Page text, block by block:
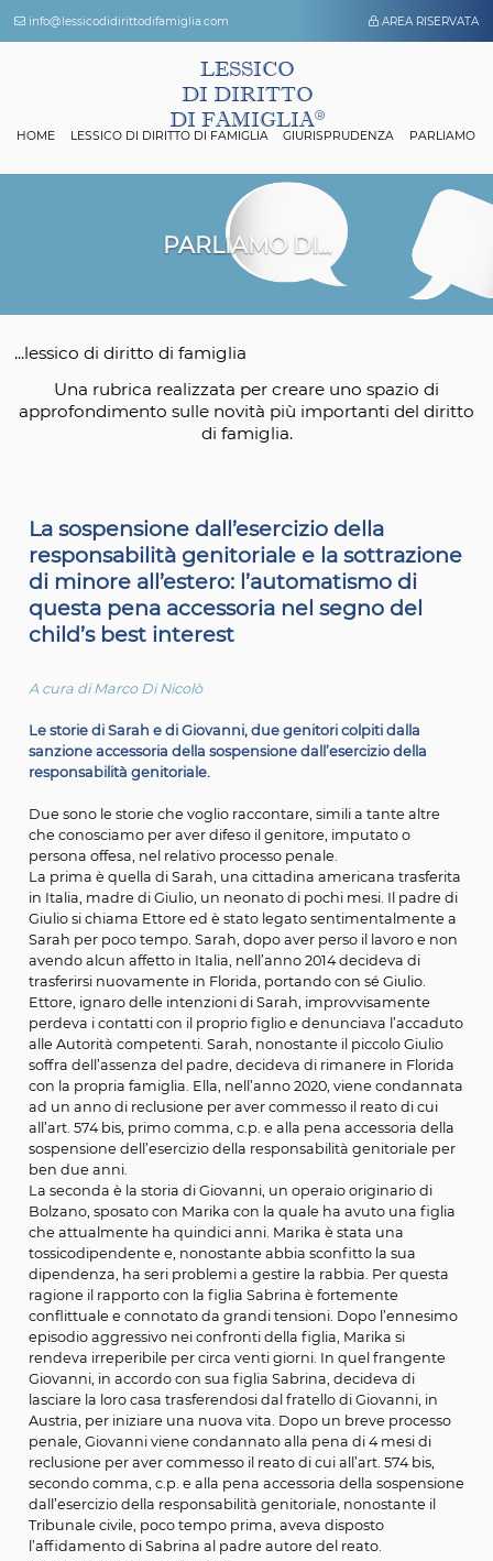
info@lessicodidirittodifamiglia.com AREA
LESSICO
DI DIRITTO
DI FAMIGLIA
PARLIAMO DI...
...lessico di diritto di famiglia
La sospensione dall’esercizio della
responsabilità genitoriale e la
di minore all’estero: l’automatismo di
child’s best interest
A cura di Marco Di Nicolò
Le storie di Sarah e di Giovanni, due genitori colpiti dalla
sanzione accessoria della sospensione dall’esercizio
responsabilità genitoriale.
Due sono le storie che voglio raccontare, simili a tante
che conosciamo per aver difeso il genitore, imputato o
persona offesa, nel relativo processo penale.
La prima è quella di Sarah, una cittadina americana
in Italia, madre di Giulio, un neonato di pochi mesi. Il
Giulio si chiama Ettore ed è stato legato
Sarah per poco tempo. Sarah, dopo aver perso il lavoro
avendo alcun affetto in Italia, nell’anno 2014 decideva di
trasferirsi nuovamente in Florida, portando con sé
Ettore, ignaro delle intenzioni di Sarah,
perdeva i contatti con il proprio figlio e denunciava
alle Autorità competenti. Sarah, nonostante il piccolo
soffra dell’assenza del padre, decideva di rimanere in
con la propria famiglia. Ella, nell’anno 2020, viene
ad un anno di reclusione per aver commesso il reato di
all’art. 574 bis, primo comma, c.p. e alla pena
sospensione dell’esercizio della responsabilità
ben due anni.
La seconda è la storia di Giovanni, un operaio originario
Bolzano, sposato con Marika con la quale ha avuto
che attualmente ha quindici anni. Marika è stata una
tossicodipendente e, nonostante abbia sconfitto la sua
dipendenza, ha seri problemi a gestire la rabbia. Per
ragione il rapporto con la figlia Sabrina è fortemente
conflittuale e connotato da grandi tensioni. Dopo